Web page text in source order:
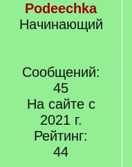
Podeechka
Начинающий
Сообщений:
45
На сайте с
2021 г.
Рейтинг:
44